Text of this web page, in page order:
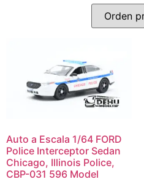
Auto a Escala 1/64 FORD
Police Interceptor Sedan
Chicago, Illinois Police,
CBP-031 596 Model